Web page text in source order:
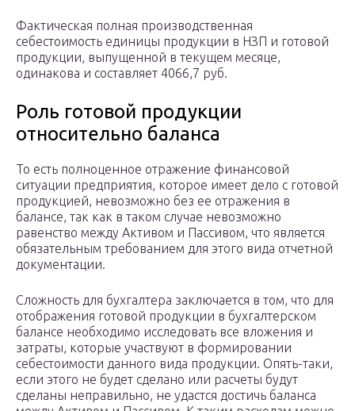
Фактическая полная производственная
себестоимость единицы продукции в НЗП и готовой
продукции, выпущенной в текущем месяце,
одинакова и составляет 4066,7 руб.
Роль готовой продукции
относительно баланса
То есть полноценное отражение финансовой
ситуации предприятия, которое имеет дело с готовой
продукцией, невозможно без ее отражения в
балансе, так как в таком случае невозможно
равенство между Активом и Пассивом, что является
обязательным требованием для этого вида отчетной
документации.
Сложность для бухгалтера заключается в том, что для
отображения готовой продукции в бухгалтерском
балансе необходимо исследовать все вложения и
затраты, которые участвуют в формировании
себестоимости данного вида продукции. Опять-таки,
если этого не будет сделано или расчеты будут
сделаны неправильно, не удастся достичь баланса